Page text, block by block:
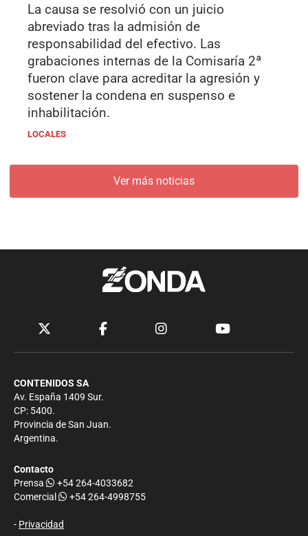
La causa se resolvió con un juicio
abreviado tras la admisión de
responsabilidad del efectivo. Las
grabaciones internas de la Comisaría 2ª
fueron clave para acreditar la agresión y
sostener la condena en suspenso e
inhabilitación.
LOCALES
Ver más noticias
CONTENIDOS SA
Av. España 1409 Sur.
CP: 5400.
Provincia de San Juan.
Argentina.
Contacto
Prensa
+54 264-4033682
Comercial
+54 264-4998755
- Privacidad